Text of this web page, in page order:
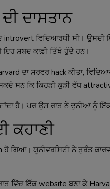
ਦਾਸਤਾਨ
introvert ਵਿਦਿਆਰਥੀ ਸੀ।
ਸ਼ਬਦ ਕਾਫ਼ੀ ਤਿੱਖੇ ਹੁੰਦੇ ਹਨ।
ਦਾ ਸਰਵਰ hack ਕੀਤਾ,
ਸਨ ਕਿ ਕਿਹੜੀ ਕੁੜੀ ਵੱਧ
ਹੈ। ਪਰ ਉਸ ਰਾਤ ਨੇ ਦੁਨੀਆ ਨੂੰ ਇੱਕ
ਕਹਾਣੀ
ਗਿਆ। ਯੂਨੀਵਰਸਿਟੀ ਨੇ ਤੁਰੰਤ
ਵਿੱਚ ਇੱਕ website ਬਣਾ ਕੇ